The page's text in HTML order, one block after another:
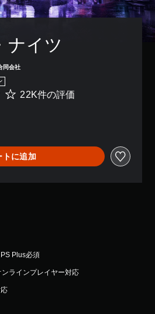
ナイツ
同会社
22K件の評価
トに追加
Plus必須
ラインプレイヤー対応